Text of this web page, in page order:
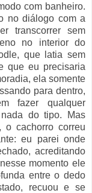
com banheiro.
no diálogo com a
transcorrer sem
no interior do
que latia sem
que eu precisaria
ela somente
para dentro,
fazer qualquer
do tipo. Mas
o cachorro correu
eu parei onde
acreditando
momento ele
entre o dedo
recuou e se